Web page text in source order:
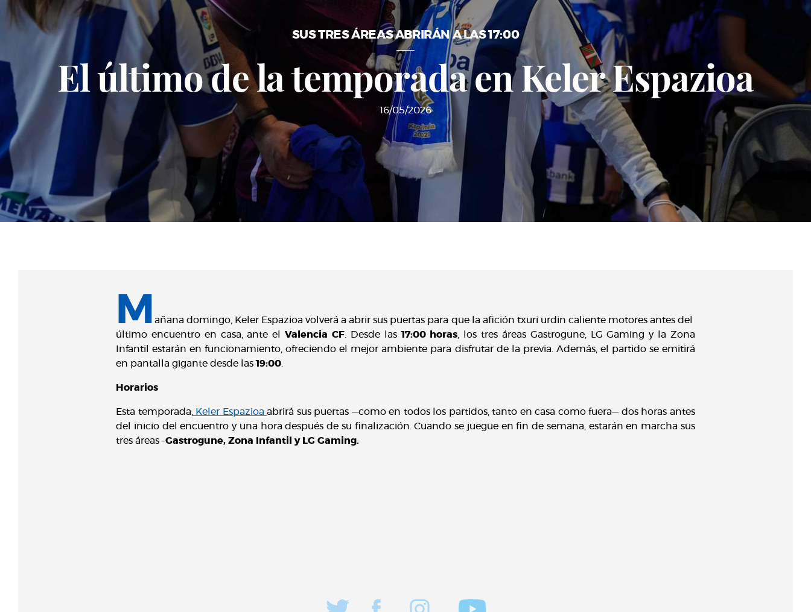
SUS TRES ÁREAS ABRIRÁN A LAS 17:00
El último de la temporada en Keler Espazioa
16/05/2026
M
añana domingo, Keler Espazioa volverá a abrir sus puertas para que la afición txuri urdin caliente motores antes del
último encuentro en casa, ante elValencia CF. Desde las17:00 horas , los tres áreas Gastrogune, LG Gaming y la Zona
Infantil estarán en funcionamiento, ofreciendo el mejor ambiente para disfrutar de la previa. Además, el partido se emitirá
en pantalla gigante desde las19:00
Horarios
Esta temporada, Keler Espazioaabrirá sus puertas —como en todos los partidos, tanto en casa como fuera— dos horas antes
del inicio del encuentro y una hora después de su finalización. Cuando se juegue en fin de semana, estarán en marcha sus
tres áreas -Gastrogune, Zona Infantil y LG Gaming.